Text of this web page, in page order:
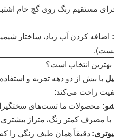
مستقیم رنگ روی گچ خام
اضافه کردن آب زیاد، ساختار
انتخاب است؟
با بیش از دو دهه تجربه و
راحت می‌کند:
محصولات ما تست‌های
با مصرف کمتر رنگ، متراژ بیشتری
دقیقاً همان طیف رنگی را که